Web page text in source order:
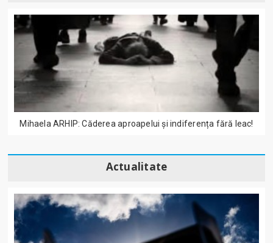
Mihaela ARHIP: Căderea aproapelui și indiferența fără leac!
Actualitate